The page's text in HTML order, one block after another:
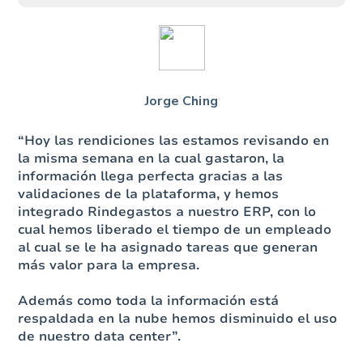
Jorge Ching
“Hoy las rendiciones las estamos revisando en
la misma semana en la cual gastaron, la
información llega perfecta gracias a las
validaciones de la plataforma, y hemos
integrado Rindegastos a nuestro ERP, con lo
cual hemos liberado el tiempo de un empleado
al cual se le ha asignado tareas que generan
más valor para la empresa.
Además como toda la información está
respaldada en la nube hemos disminuido el uso
de nuestro data center”.